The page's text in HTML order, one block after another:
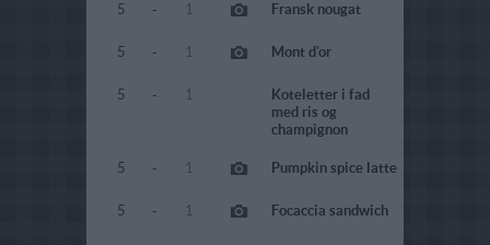
5 - 1 Fransk nougat
5 - 1 Mont d'or
5 - 1
Koteletter i fad
med ris og
champignon
5 - 1 Pumpkin spice latte
5 - 1 Focaccia sandwich